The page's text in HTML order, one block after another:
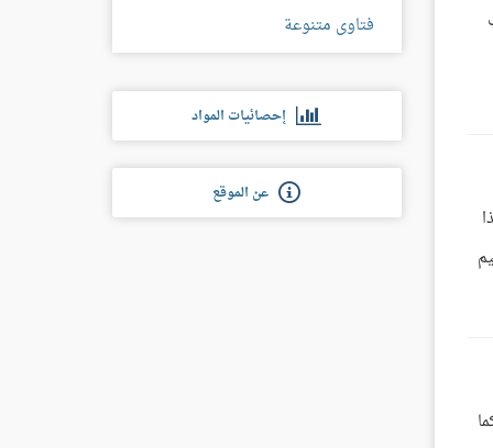
فتاوى متنوعة
إحصائيات المواد
عن الموقع